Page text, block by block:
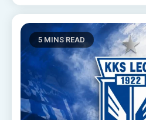
5 MINS READ